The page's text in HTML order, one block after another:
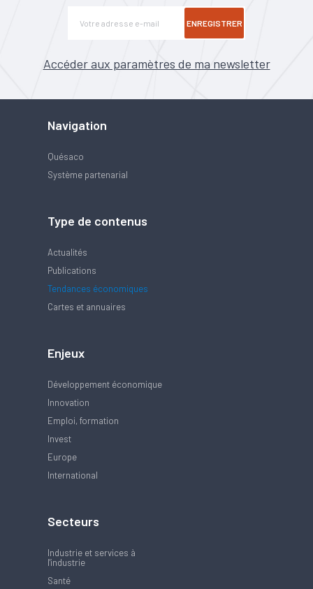
ENREGISTRER
Accéder aux paramètres de ma newsletter
Navigation
Quésaco
Système partenarial
Type de contenus
Actualités
Publications
Tendances économiques
Cartes et annuaires
Enjeux
Développement économique
Innovation
Emploi, formation
Invest
Europe
International
Secteurs
Industrie et services à
l'industrie
Santé